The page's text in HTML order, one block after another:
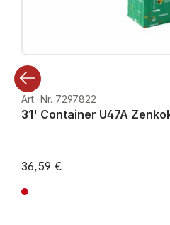
Art.-Nr. 7297822
31' Container U47A
36,59 €